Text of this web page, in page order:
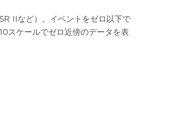
IIなど）。イベントをゼロ以下で
スケールでゼロ近傍のデータを表